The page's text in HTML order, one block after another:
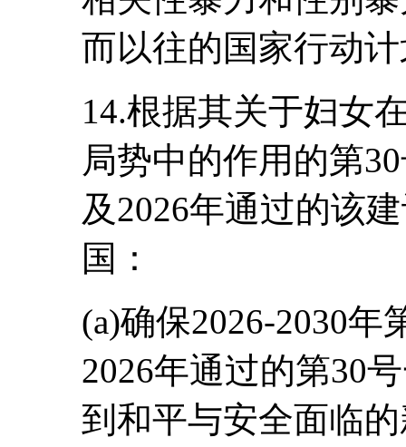
而以往的国家行动
14.根据其关于妇女
局势中的作用的第
及2026年通过的该
国：
(a)确保2026-2030
2026年通过的第30
到和平与安全面临